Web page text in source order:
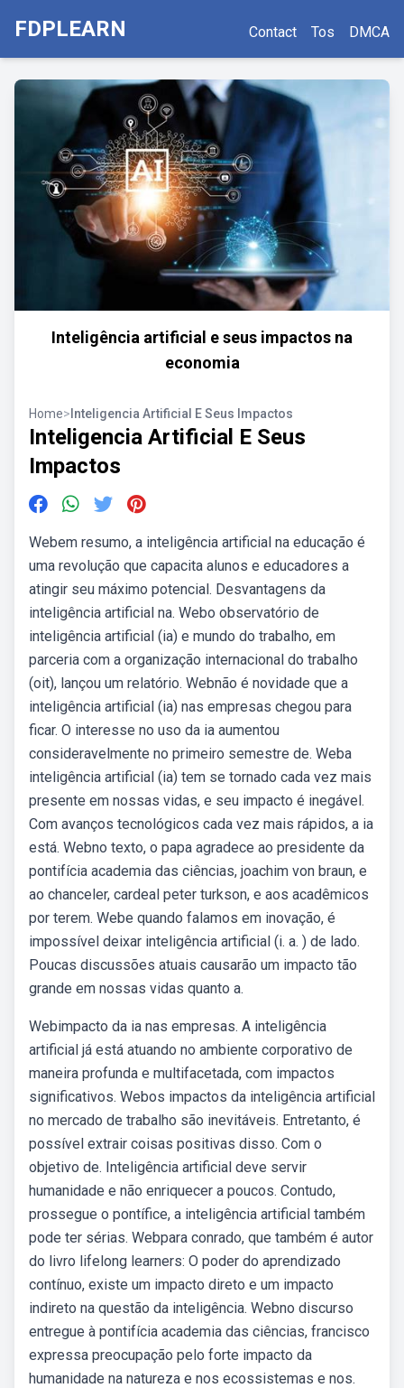
FDPLEARN Contact Tos DMCA
Inteligência artificial e seus impactos na
economia
Home> Inteligencia Artificial E Seus Impactos
Inteligencia Artificial E Seus
Impactos
Webem resumo, a inteligência artificial na educação é
uma revolução que capacita alunos e educadores a
atingir seu máximo potencial. Desvantagens da
inteligência artificial na. Webo observatório de
inteligência artificial (ia) e mundo do trabalho, em
parceria com a organização internacional do trabalho
(oit), lançou um relatório. Webnão é novidade que a
inteligência artificial (ia) nas empresas chegou para
ficar. O interesse no uso da ia aumentou
consideravelmente no primeiro semestre de. Weba
inteligência artificial (ia) tem se tornado cada vez mais
presente em nossas vidas, e seu impacto é inegável.
Com avanços tecnológicos cada vez mais rápidos, a ia
está. Webno texto, o papa agradece ao presidente da
pontifícia academia das ciências, joachim von braun, e
ao chanceler, cardeal peter turkson, e aos acadêmicos
por terem. Webe quando falamos em inovação, é
impossível deixar inteligência artificial (i. a. ) de lado.
Poucas discussões atuais causarão um impacto tão
grande em nossas vidas quanto a.
Webimpacto da ia nas empresas. A inteligência
artificial já está atuando no ambiente corporativo de
maneira profunda e multifacetada, com impactos
significativos. Webos impactos da inteligência artificial
no mercado de trabalho são inevitáveis. Entretanto, é
possível extrair coisas positivas disso. Com o
objetivo de. Inteligência artificial deve servir
humanidade e não enriquecer a poucos. Contudo,
prossegue o pontífice, a inteligência artificial também
pode ter sérias. Webpara conrado, que também é autor
do livro lifelong learners: O poder do aprendizado
contínuo, existe um impacto direto e um impacto
indireto na questão da inteligência. Webno discurso
entregue à pontifícia academia das ciências, francisco
expressa preocupação pelo forte impacto da
humanidade na natureza e nos ecossistemas e nos.